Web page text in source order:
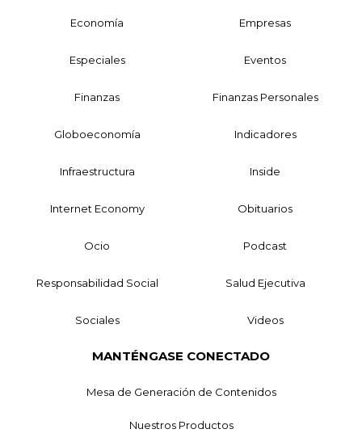
Economía Empresas
Especiales Eventos
Finanzas Finanzas Personales
Globoeconomía Indicadores
Infraestructura Inside
Internet Economy Obituarios
Ocio Podcast
Responsabilidad Social Salud Ejecutiva
Sociales Videos
MANTÉNGASE CONECTADO
Mesa de Generación de Contenidos
Nuestros Productos